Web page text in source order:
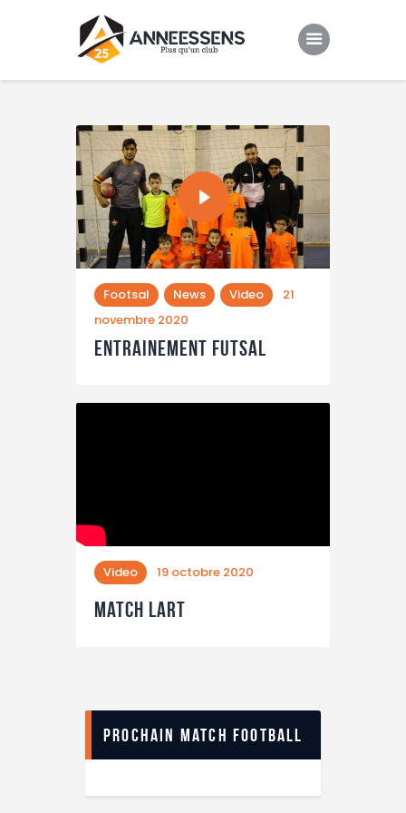
Evenements
Gallery
Contacts
Footsal News Video
21
novembre 2020
Entrainement futsal
Video 19 octobre 2020
MatCH LART
Prochain match football